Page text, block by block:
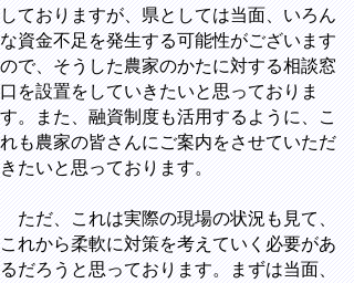
しておりますが、県としては当面、いろん
な資金不足を発生する可能性がございます
ので、そうした農家のかたに対する相談窓
口を設置をしていきたいと思っておりま
す。また、融資制度も活用するように、こ
れも農家の皆さんにご案内をさせていただ
きたいと思っております。
ただ、これは実際の現場の状況も見て、
これから柔軟に対策を考えていく必要があ
るだろうと思っております。まずは当面、